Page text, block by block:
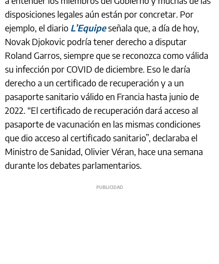
disposiciones legales aún están por concretar. Por
ejemplo, el diario L’Equipeseñala que, a día de hoy,
Novak Djokovic podría tener derecho a disputar
Roland Garros, siempre que se reconozca como válida
su infección por COVID de diciembre. Eso le daría
derecho a un certificado de recuperación y a un
pasaporte sanitario válido en Francia hasta junio de
2022. “El certificado de recuperación dará acceso al
pasaporte de vacunación en las mismas condiciones
que dio acceso al certificado sanitario”, declaraba el
Ministro de Sanidad, Olivier Véran, hace una semana
durante los debates parlamentarios.